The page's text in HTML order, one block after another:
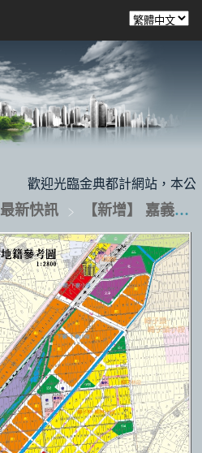
歡迎光臨金典都計網站，本公
最新快訊 【新增】 嘉義縣【擴大水上都市計畫地籍】【嘉義市西區北港路區段徵收地籍】